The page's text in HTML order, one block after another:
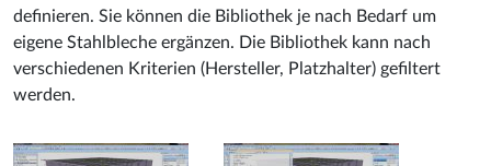
definieren. Sie können die Bibliothek je nach Bedarf um
eigene Stahlbleche ergänzen. Die Bibliothek kann nach
verschiedenen Kriterien (Hersteller, Platzhalter) gefiltert
werden.